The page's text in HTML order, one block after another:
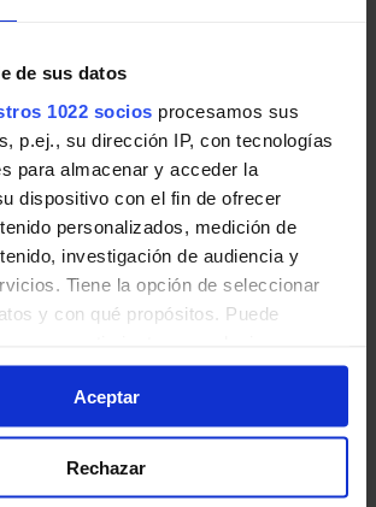
de sus datos
1022 socios procesamos sus
p.ej., su dirección IP, con tecnologías
para almacenar y acceder la
dispositivo con el fin de ofrecer
personalizados, medición de
investigación de audiencia y
Tiene la opción de seleccionar
y con qué propósitos. Puede
Declaración de cookies o clicando en
quisiéramos:
información sobre su ubicación
Aceptar
Rechazar
de Línea 538
y frecuencias de paso en sentido
Madrid (Príncipe Pío) -
Dehesa) de Autobuses
la Comunidad de Madrid.